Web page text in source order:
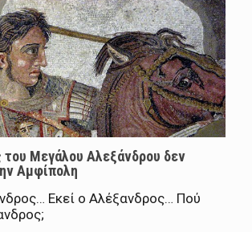
του Μεγάλου Αλεξάνδρου δεν
Αμφίπολη
Εκεί ο Αλέξανδρος… Πού